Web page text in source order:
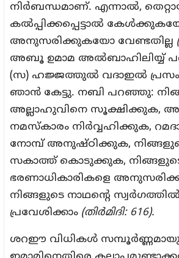
നിർബന്ധമാണ്. എന്നാൽ,
കൽപ്പിക്കപ്പെട്ടാൽ
അനുസരിക്കുകയോ വേണ്ടതില്ല
അബൂ ഉമാമ അൽബാഹിലിയ്യ്
(സ) ഹജ്ജത്തുൽ വദാഇൽ
ഞാൻ കേട്ടു. നബി പറഞ്ഞു:
അല്ലാഹുവിനെ സൂക്ഷിക്കുക,
നമസ്കാരം നിർവ്വഹിക്കുക,
നോമ്പ് അനുഷ്ഠിക്കുക,
സകാത്ത് കൊടുക്കുക,
ഭരണാധികാരികളെ
നിങ്ങളുടെ നാഥൻ്റെ
പ്രവേശിക്കാം (തിർമിദി: 616).
ശറഈ വിധികൾ സമ്പൂർണ്ണമായും